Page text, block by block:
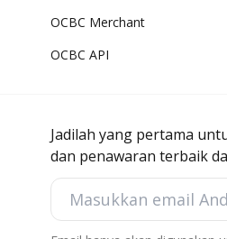
OCBC Merchant
OCBC API
Jadilah yang pertama
dan penawaran terbaik